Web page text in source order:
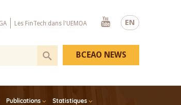
EN
Les FinTech dans l'UEMOA
Youtube
Publications Statistiques
BCEAO NEWS